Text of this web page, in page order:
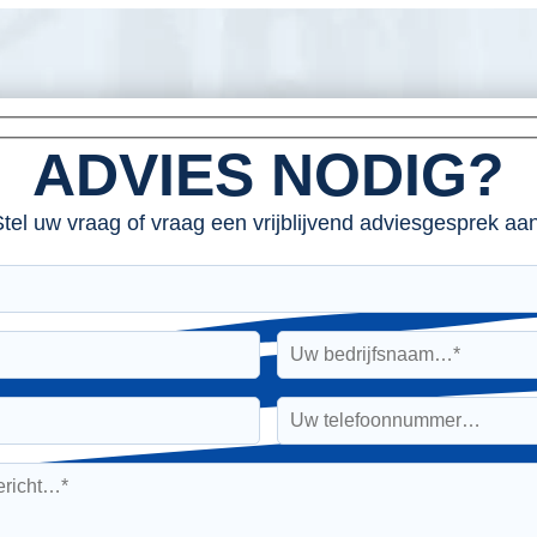
ADVIES NODIG?
uw vraag of vraag een vrijblijvend adviesgesprek